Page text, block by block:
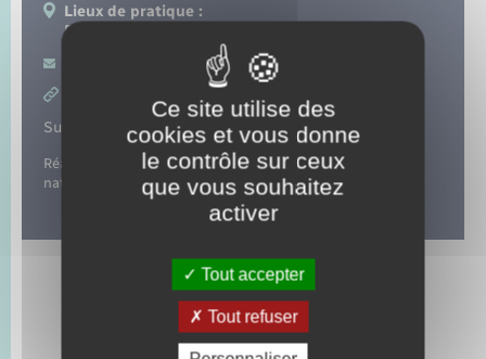
Lieux de pratique :
Romilly-sur-Andelle
https://sites.sgdf.fr/
Suivez-nous sur :
Réalisation de projets et d’activités ludiques en pleine
nature pour les jeunes et les enfants.
Ce site utilise des
cookies et vous donne
le contrôle sur ceux
que vous souhaitez
activer
Tout accepter
Tout refuser